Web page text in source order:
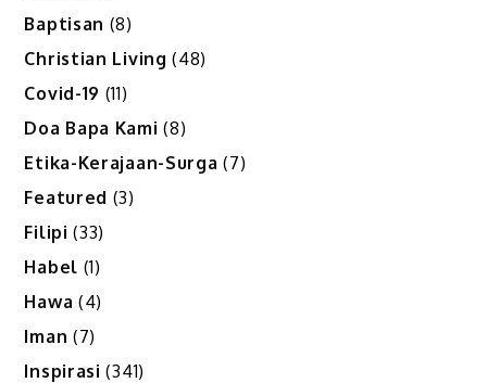
Baptisan (8)
Christian Living (48)
Covid-19 (11)
Doa Bapa Kami (8)
Etika-Kerajaan-Surga (7)
Featured (3)
Filipi (33)
Habel (1)
Hawa (4)
Iman (7)
Inspirasi (341)